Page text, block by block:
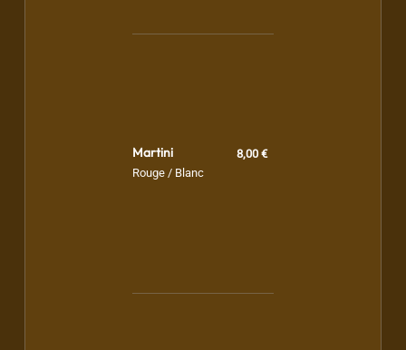
Martini
Rouge / Blanc
8,00 €